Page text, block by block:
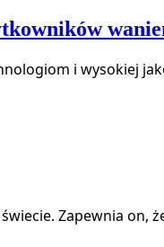
i wysokiej
Zapewnia